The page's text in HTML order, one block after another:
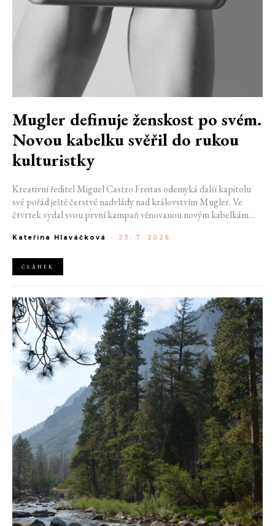
Mugler definuje ženskost po svém.
Novou kabelku svěřil do rukou
kulturistky
Kreativní ředitel Miguel Castro Freitas odemyká další kapitolu
své pořád ještě čerstvé nadvlády nad královstvím Mugler. Ve
čtvrtek vydal svou první kampaň věnovanou novým kabelkám
do módního domu dorazil. Umně mísí výrazy minulosti a dávných
Kateřina Hlaváčková - 23. 7. 2026
ČLÁNEK